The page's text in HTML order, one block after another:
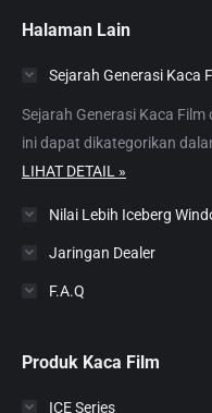
opens
new
window
opens
new
window
opens
new
window
new
window
new
Halaman Lain
Sejarah Generasi Kaca
Sejarah Generasi Kaca
ini dapat dikategorikan
LIHAT DETAIL »
Nilai Lebih Iceberg
Jaringan Dealer
F.A.Q
Produk Kaca Film
ICE Series